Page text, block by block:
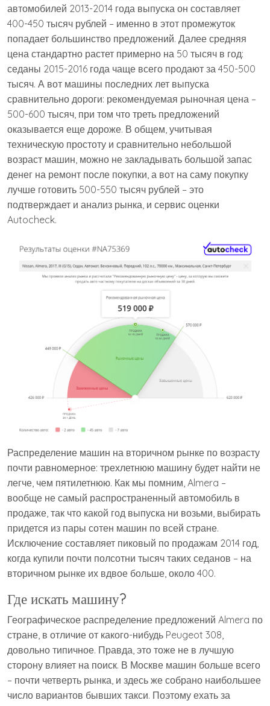
автомобилей 2013-2014 года выпуска он составляет
400-450 тысяч рублей – именно в этот промежуток
попадает большинство предложений. Далее средняя
цена стандартно растет примерно на 50 тысяч в год:
седаны 2015-2016 года чаще всего продают за 450-500
тысяч. А вот машины последних лет выпуска
сравнительно дороги: рекомендуемая рыночная цена –
500-600 тысяч, при том что треть предложений
оказывается еще дороже. В общем, учитывая
техническую простоту и сравнительно небольшой
возраст машин, можно не закладывать большой запас
денег на ремонт после покупки, а вот на саму покупку
лучше готовить 500-550 тысяч рублей – это
подтверждает и анализ рынка, и сервис оценки
Autocheck.
Распределение машин на вторичном рынке по возрасту
почти равномерное: трехлетнюю машину будет найти не
легче, чем пятилетнюю. Как мы помним, Almera –
вообще не самый распространенный автомобиль в
продаже, так что какой год выпуска ни возьми, выбирать
придется из пары сотен машин по всей стране.
Исключение составляет пиковый по продажам 2014 год,
когда купили почти полсотни тысяч таких седанов – на
вторичном рынке их вдвое больше, около 400.
Где искать машину?
Географическое распределение предложений Almera по
стране, в отличие от какого-нибудь Peugeot 308,
довольно типичное. Правда, это тоже не в лучшую
сторону влияет на поиск. В Москве машин больше всего
– почти четверть рынка, и здесь же собрано наибольшее
число вариантов бывших такси. Поэтому ехать за